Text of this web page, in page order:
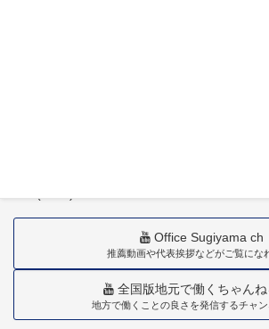
Office Sugiyama ch
推薦動画や代表挨拶などがご覧にな
全国版地元で働くちゃんね
地方で働くことの良さを発信するチャ